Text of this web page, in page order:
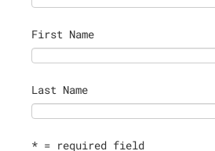
First Name
Last Name
* = required field